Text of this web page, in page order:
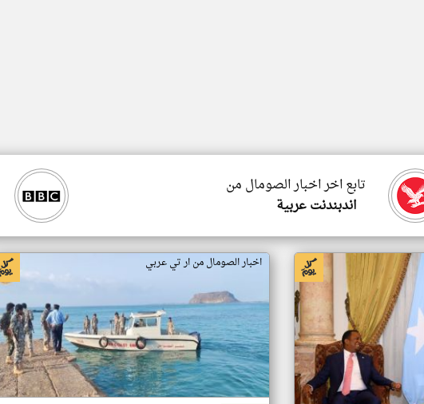
تابع اخر اخبار الصومال من
اندبندنت عربية
اخبار الصومال من ار تي عربي